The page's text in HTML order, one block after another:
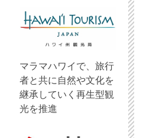
マラマハワイで、旅行
者と共に自然や文化を
継承していく再生型観
光を推進